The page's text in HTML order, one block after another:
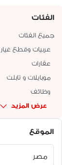
الفئات
جميع الفئات
عربيات وقطع غيار
عقارات
موبايلات و تابلت
وظائف
عرض المزيد
الموقع